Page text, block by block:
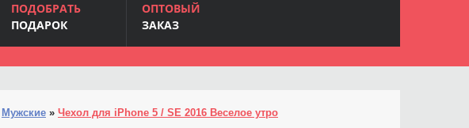
ПОДОБРАТЬ
ПОДАРОК
ОПТОВЫЙ
ЗАКАЗ
Мужские » Чехол для iPhone 5 / SE 2016 Веселое утро